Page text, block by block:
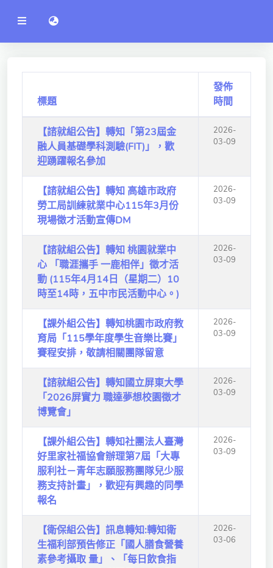
公
告
系
管理學院
人文社社會學院
電機通訊學院
醫護學院
研究中心
通識教學部
獨立學術單位
語言切換 language switch
標題
發佈
時間
【諮就組公告】轉知「第23屆金
融人員基礎學科測驗(FIT)」，歡
迎踴躍報名參加
2026-
03-09
【諮就組公告】轉知 高雄市政府
勞工局訓練就業中心115年3月份
現場徵才活動宣傳DM
2026-
03-09
【諮就組公告】轉知 桃園就業中
心 「職涯攜手 一鹿相伴」徵才活
動 (115年4月14日（星期二）10
時至14時，五中市民活動中心。)
2026-
03-09
【課外組公告】轉知桃園市政府教
育局「115學年度學生音樂比賽」
賽程安排，敬請相關團隊留意
2026-
03-09
【諮就組公告】轉知國立屏東大學
「2026屏實力 職達夢想校園徵才
博覽會」
2026-
03-09
【課外組公告】轉知社團法人臺灣
好里家社福協會辦理第7屆「大專
服利社－青年志願服務團隊兒少服
務支持計畫」，歡迎有興趣的同學
報名
2026-
03-09
【衛保組公告】訊息轉知:轉知衛
生福利部預告修正「國人膳食營養
素參考攝取 量」、「每日飲食指
2026-
03-06